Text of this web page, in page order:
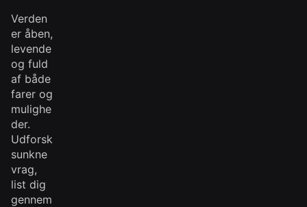
Verden
er åben,
levende
og fuld
af både
farer og
mulighe
der.
Udforsk
sunkne
vrag,
list dig
gennem